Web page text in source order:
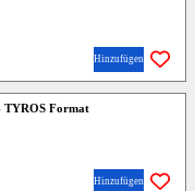
Hinzufügen
TYROS Format
Hinzufügen